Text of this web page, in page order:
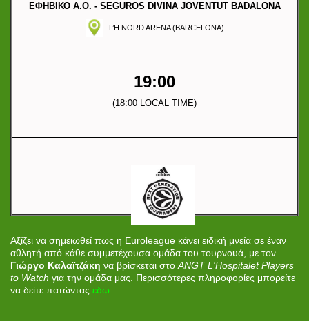
ΕΦΗΒΙΚΟ Α.Ο. - SEGUROS DIVINA JOVENTUT BADALONA
L’H NORD ARENA (BARCELONA)
19:00
(18:00 LOCAL TIME)
Αξίζει να σημειωθεί πως η Euroleague κάνει ειδική μνεία σε έναν
αθλητή από κάθε συμμετέχουσα ομάδα του τουρνουά, με τον
Γιώργο Καλαϊτζάκη να βρίσκεται στο ANGT L'Hospitalet Players
to Watch για την ομάδα μας. Περισσότερες πληροφορίες μπορείτε
να δείτε πατώντας εδώ